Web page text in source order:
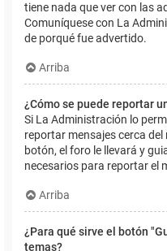
tiene nada que ver con las
Comuníquese con La
de porqué fue advertido.
Arriba
¿Cómo se puede reportar
Si La Administración lo
reportar mensajes cerca del
botón, el foro le llevará y
necesarios para reportar el
Arriba
¿Para qué sirve el botón
temas?